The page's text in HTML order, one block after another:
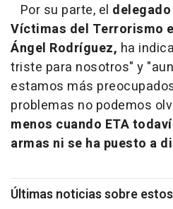
Por su parte, el
Víctimas del Terrorismo
Ángel Rodríguez, ha
triste para nosotros" y
estamos más
problemas no podemos
menos cuando ETA
armas ni se ha puesto a
Últimas noticias sobre